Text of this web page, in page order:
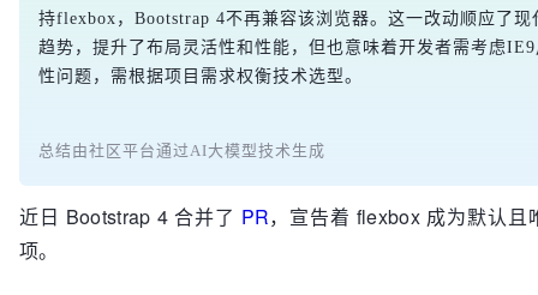
持flexbox，Bootstrap 4不再兼容该浏览器。这一改动顺应了现
趋势，提升了布局灵活性和性能，但也意味着开发者需考虑
性问题，需根据项目需求权衡技术选型。
总结由社区平台通过AI大模型技术生成
近日 Bootstrap 4 合并了 PR，宣告着 flexbox 成为默认且
项。